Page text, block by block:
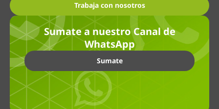
Trabaja con nosotros
Sumate a nuestro Canal de
WhatsApp
Sumate